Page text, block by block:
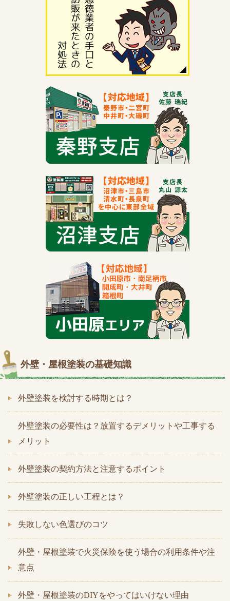
外壁・屋根塗装の基礎知識
外壁塗装を検討する時期とは？
外壁塗装の必要性は？放置するデメリットや工事する
メリット
外壁塗装の契約方法と注意するポイント
外壁塗装の正しい工程とは？
失敗しない色選びのコツ
外壁・屋根塗装で火災保険を使う場合の利用条件や注
意点
外壁・屋根塗装のDIYをやってはいけない理由